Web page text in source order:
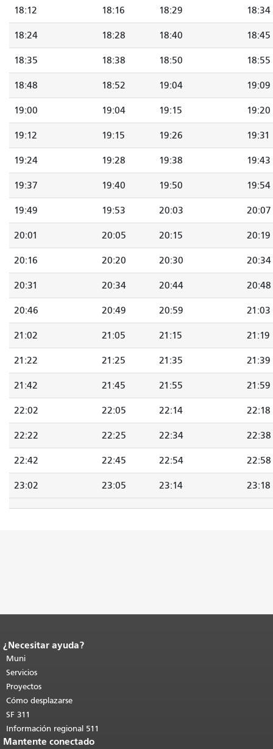
18:12 18:16 18:29 18:34
18:24 18:28 18:40 18:45
18:35 18:38 18:50 18:55
18:48 18:52 19:04 19:09
19:00 19:04 19:15 19:20
19:12 19:15 19:26 19:31
19:24 19:28 19:38 19:43
19:37 19:40 19:50 19:54
19:49 19:53 20:03 20:07
20:01 20:05 20:15 20:19
20:16 20:20 20:30 20:34
20:31 20:34 20:44 20:48
20:46 20:49 20:59 21:03
21:02 21:05 21:15 21:19
21:22 21:25 21:35 21:39
21:42 21:45 21:55 21:59
22:02 22:05 22:14 22:18
22:22 22:25 22:34 22:38
22:42 22:45 22:54 22:58
23:02 23:05 23:14 23:18
Fin del contenido de la página.
de esta página se repite en todas las
páginas.Volver al principio del
contenido principal
¿Necesitar ayuda?
Muni
Servicios
Proyectos
Cómo desplazarse
SF 311
Información regional 511
Mantente conectado